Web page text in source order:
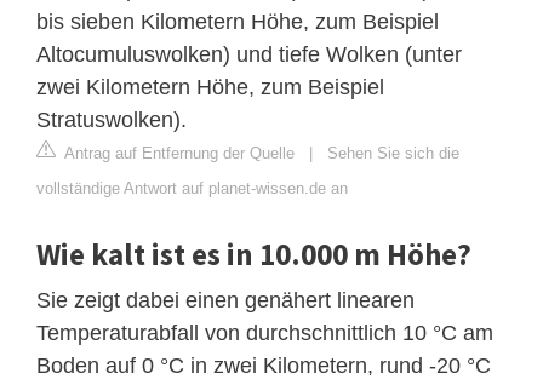
bis sieben Kilometern Höhe, zum Beispiel
Altocumuluswolken) und tiefe Wolken (unter
zwei Kilometern Höhe, zum Beispiel
Stratuswolken).
Antrag auf Entfernung der Quelle | Sehen Sie sich die
vollständige Antwort auf planet-wissen.de an
Wie kalt ist es in 10.000 m Höhe?
Sie zeigt dabei einen genähert linearen
Temperaturabfall von durchschnittlich 10 °C am
Boden auf 0 °C in zwei Kilometern, rund -20 °C